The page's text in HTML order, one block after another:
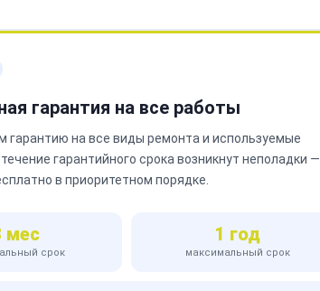
гарантия на все работы
гарантию на все виды ремонта и используемые
гарантийного срока возникнут неполадки —
в приоритетном порядке.
мес
срок
1 год
максимальный срок